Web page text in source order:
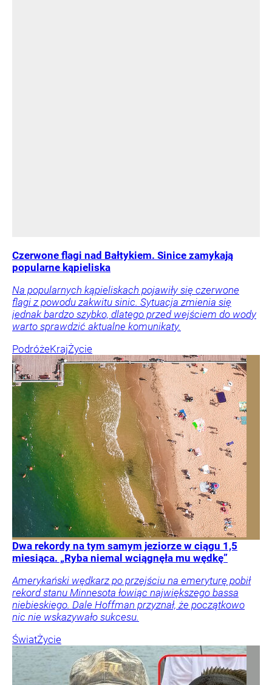
Czerwone flagi nad Bałtykiem. Sinice zamykają
popularne kąpieliska
Na popularnych kąpieliskach pojawiły się czerwone
flagi z powodu zakwitu sinic. Sytuacja zmienia się
jednak bardzo szybko, dlatego przed wejściem do wody
warto sprawdzić aktualne komunikaty.
PodróżeKrajŻycie
Dwa rekordy na tym samym jeziorze w ciągu 1,5
miesiąca. „Ryba niemal wciągnęła mu wędkę”
Amerykański wędkarz po przejściu na emeryturę pobił
rekord stanu Minnesota łowiąc największego bassa
niebieskiego. Dale Hoffman przyznał, że początkowo
nic nie wskazywało sukcesu.
ŚwiatŻycie